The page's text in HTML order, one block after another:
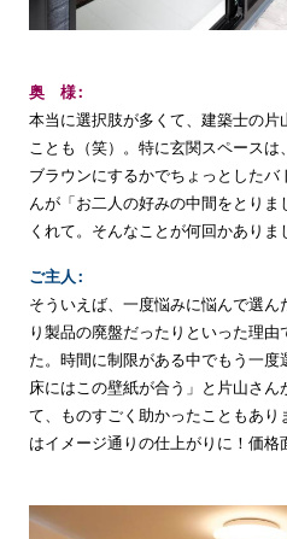
奥
様
本当に選択肢が多くて、建築士の
ことも（笑）。特に玄関スペース
ブラウンにするかでちょっとした
んが「お二人の好みの中間をとり
くれて。そんなことが何回かありま
ご主人
そういえば、一度悩みに悩んで選
り製品の廃盤だったりといった理
た。時間に制限がある中でもう一
床にはこの壁紙が合う」と片山さ
て、ものすごく助かったこともあ
はイメージ通りの仕上がりに！価格